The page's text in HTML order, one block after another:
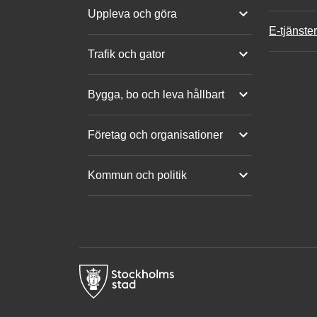
Uppleva och göra
Trafik och gator
Bygga, bo och leva hållbart
Företag och organisationer
Kommun och politik
E-tjänster